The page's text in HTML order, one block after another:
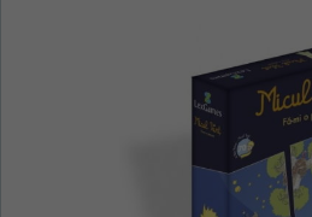
На каком языке Вы хотите
просматривать наш сайт?
Vă vom deranja doar o singură dată,
vă vom salva alegerea limbii.
Беспокоим Вас только один раз, далее
сохраним Ваш выбор языка.